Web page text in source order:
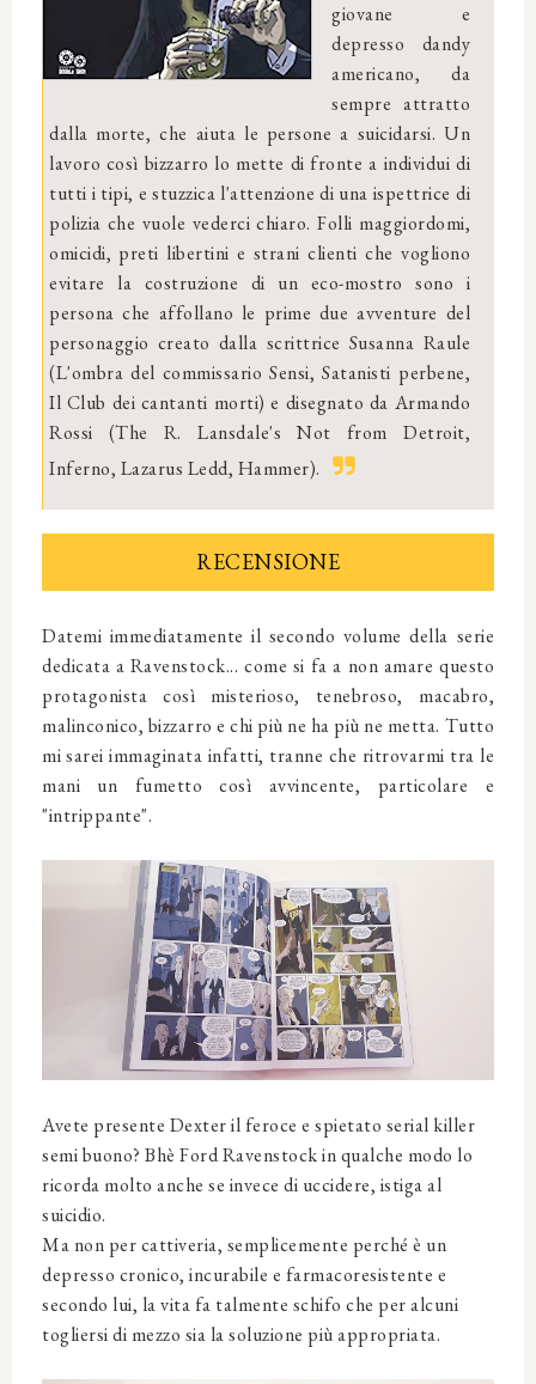
giovane e
depresso dandy
americano, da
sempre attratto
dalla morte, che aiuta le persone a suicidarsi. Un
lavoro così bizzarro lo mette di fronte a individui di
tutti i tipi, e stuzzica l'attenzione di una ispettrice di
polizia che vuole vederci chiaro. Folli maggiordomi,
omicidi, preti libertini e strani clienti che vogliono
evitare la costruzione di un eco-mostro sono i
persona che affollano le prime due avventure del
personaggio creato dalla scrittrice Susanna Raule
(L'ombra del commissario Sensi, Satanisti perbene,
Il Club dei cantanti morti) e disegnato da Armando
Rossi (The R. Lansdale's Not from Detroit,
Inferno, Lazarus Ledd, Hammer).
RECENSIONE
Datemi immediatamente il secondo volume della serie
dedicata a Ravenstock... come si fa a non amare questo
protagonista così misterioso, tenebroso, macabro,
malinconico, bizzarro e chi più ne ha più ne metta. Tutto
mi sarei immaginata infatti, tranne che ritrovarmi tra le
mani un fumetto così avvincente, particolare e
"intrippante".
Avete presente Dexter il feroce e spietato serial killer
semi buono? Bhè Ford Ravenstock in qualche modo lo
ricorda molto anche se invece di uccidere, istiga al
suicidio.
Ma non per cattiveria, semplicemente perché è un
depresso cronico, incurabile e farmacoresistente e
secondo lui, la vita fa talmente schifo che per alcuni
togliersi di mezzo sia la soluzione più appropriata.